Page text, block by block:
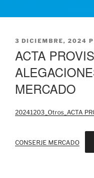
PUBLICADO
3 DICIEMBRE, 2024
ACTA
MERCADO
20241203_Otros_ACTA
CONSERJE MERCADO